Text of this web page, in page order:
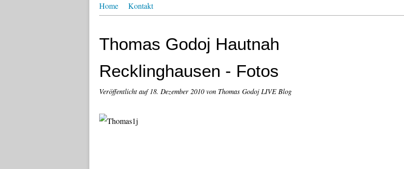
Home Kontakt
Thomas Godoj Hautnah
Recklinghausen - Fotos
Veröffentlicht auf18. Dezember 2010von Thomas Godoj LIVE Blog